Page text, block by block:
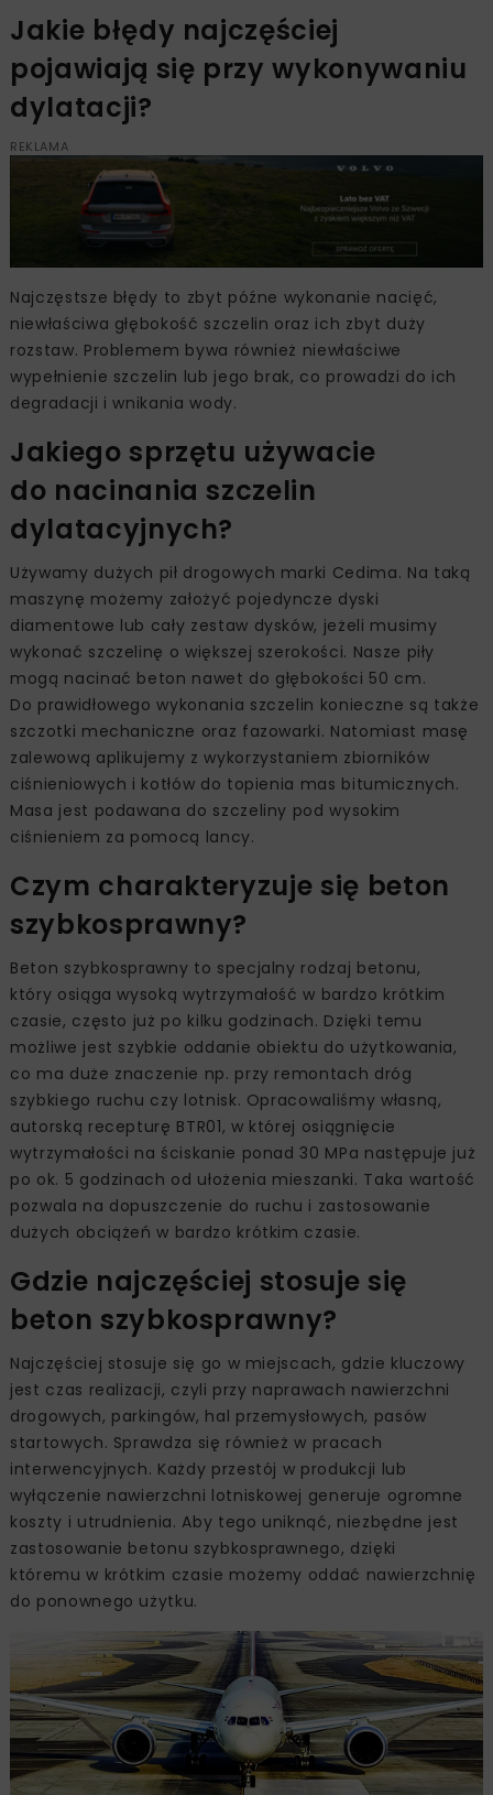
Jakie błędy najczęściej
pojawiają się przy wykonywaniu
dylatacji?
REKLAMA
Najczęstsze błędy to zbyt późne wykonanie nacięć,
niewłaściwa głębokość szczelin oraz ich zbyt duży
rozstaw. Problemem bywa również niewłaściwe
wypełnienie szczelin lub jego brak, co prowadzi do ich
degradacji i wnikania wody.
Jakiego sprzętu używacie
do nacinania szczelin
dylatacyjnych?
Używamy dużych pił drogowych marki Cedima. Na taką
maszynę możemy założyć pojedyncze dyski
diamentowe lub cały zestaw dysków, jeżeli musimy
wykonać szczelinę o większej szerokości. Nasze piły
mogą nacinać beton nawet do głębokości 50 cm.
Do prawidłowego wykonania szczelin konieczne są także
szczotki mechaniczne oraz fazowarki. Natomiast masę
zalewową aplikujemy z wykorzystaniem zbiorników
ciśnieniowych i kotłów do topienia mas bitumicznych.
Masa jest podawana do szczeliny pod wysokim
ciśnieniem za pomocą lancy.
Czym charakteryzuje się beton
szybkosprawny?
Beton szybkosprawny to specjalny rodzaj betonu,
który osiąga wysoką wytrzymałość w bardzo krótkim
czasie, często już po kilku godzinach. Dzięki temu
możliwe jest szybkie oddanie obiektu do użytkowania,
co ma duże znaczenie np. przy remontach dróg
szybkiego ruchu czy lotnisk. Opracowaliśmy własną,
autorską recepturę BTR01, w której osiągnięcie
wytrzymałości na ściskanie ponad 30 MPa następuje już
po ok. 5 godzinach od ułożenia mieszanki. Taka wartość
pozwala na dopuszczenie do ruchu i zastosowanie
dużych obciążeń w bardzo krótkim czasie.
Gdzie najczęściej stosuje się
beton szybkosprawny?
Najczęściej stosuje się go w miejscach, gdzie kluczowy
jest czas realizacji, czyli przy naprawach nawierzchni
drogowych, parkingów, hal przemysłowych, pasów
startowych. Sprawdza się również w pracach
interwencyjnych. Każdy przestój w produkcji lub
wyłączenie nawierzchni lotniskowej generuje ogromne
koszty i utrudnienia. Aby tego uniknąć, niezbędne jest
zastosowanie betonu szybkosprawnego, dzięki
któremu w krótkim czasie możemy oddać nawierzchnię
do ponownego użytku.